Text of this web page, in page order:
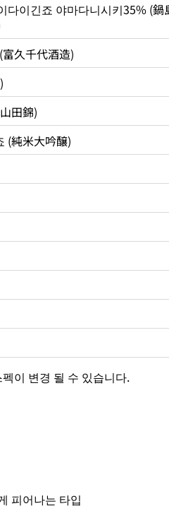
다이긴죠 야마다니시키35% (鍋
久千代酒造)
田錦)
(純米大吟醸)
이 변경 될 수 있습니다.
피어나는 타입